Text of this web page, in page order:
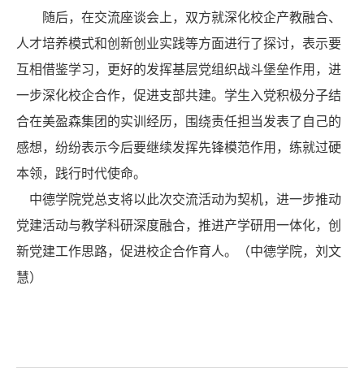
随后，在交流座谈会上，双方就深化校企产教融合、
人才培养模式和创新创业实践等方面进行了探讨，表示要
互相借鉴学习，更好的发挥基层党组织战斗堡垒作用，进
一步深化校企合作，促进支部共建。学生入党积极分子结
合在美盈森集团的实训经历，围绕责任担当发表了自己的
感想，纷纷表示今后要继续发挥先锋模范作用，练就过硬
本领，践行时代使命。
中德学院党总支将以此次交流活动为契机，进一步推动
党建活动与教学科研深度融合，推进产学研用一体化，创
新党建工作思路，促进校企合作育人。（中德学院，刘文
慧）